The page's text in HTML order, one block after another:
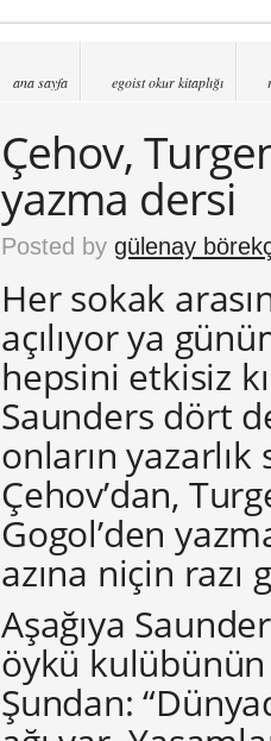
ana sayfa egoist okur kitaplığı
Çehov,
yazma dersi
Posted by gülenay
Her sokak
açılıyor ya
hepsini etkisiz
Saunders dört
onların yazarlık
Çehov’dan,
Gogol’den
azına niçin razı
Aşağıya
öykü
Şundan: